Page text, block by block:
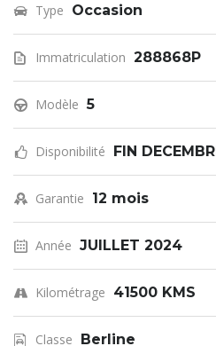
Type Occasion
Immatriculation 288868P
Modèle 5
Disponibilité FIN
Garantie 12 mois
Année JUILLET 2024
Kilométrage 41500 KMS
Classe Berline